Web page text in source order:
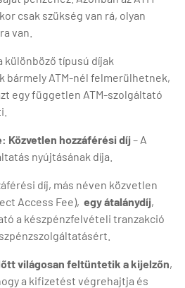
csak szükség van rá, olyan
van.
különböző típusú díjak
bármely ATM-nél felmerülhetnek,
egy független ATM-szolgáltató
Közvetlen hozzáférési díj– A
nyújtásának díja.
díj, más néven közvetlen
Access Fee), egy átalánydíj,
a készpénzfelvételi tranzakció
világosan feltüntetik a kijelzőn,
a kifizetést végrehajtja és